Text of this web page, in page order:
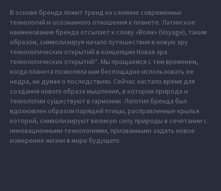
В основе бренда лежит тренд на слияние современных
технологий и осознанного отношения к планете. Латинское
наименование бренда отсылает к слову «Вояж» (Voyage), таким
образом, символизируя начало путешествия в новую эру
технологических открытий в концепции Новая эра
технологических открытий*. Мы прощаемся с тем временем,
когда планета позволяла нам беспощадно использовать ее
недра, не думая о последствиях. Сейчас настало время для
создания нового образа мышления, в котором природа и
технологии существуют в гармонии. Логотип бренда был
вдохновлен образом парящей птицы, расправленные крылья
которой, символизируют великую силу природы в сочетании с
инновационными технологиями, призванными задать новое
измерение жизни в мире будущего.